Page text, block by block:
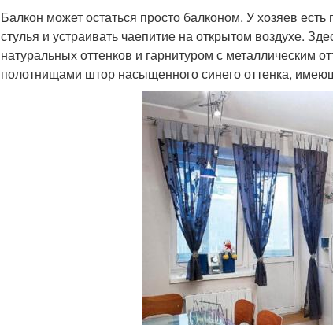
Балкон может остаться просто балконом. У хозяев
стулья и устраивать чаепитие на открытом воздухе.
натуральных оттенков и гарнитуром с
полотнищами штор насыщенного синего оттенка,